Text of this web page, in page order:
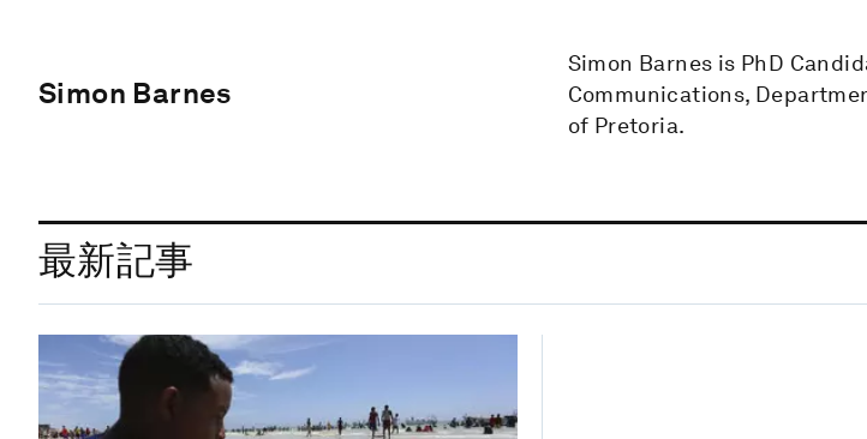
Simon Barnes
Simon Barnes is PhD
Communications,
of Pretoria.
最新記事